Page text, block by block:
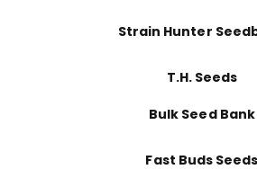
Strain Hunter
T.H. Seeds
Bulk Seed Bank
Fast Buds Seeds